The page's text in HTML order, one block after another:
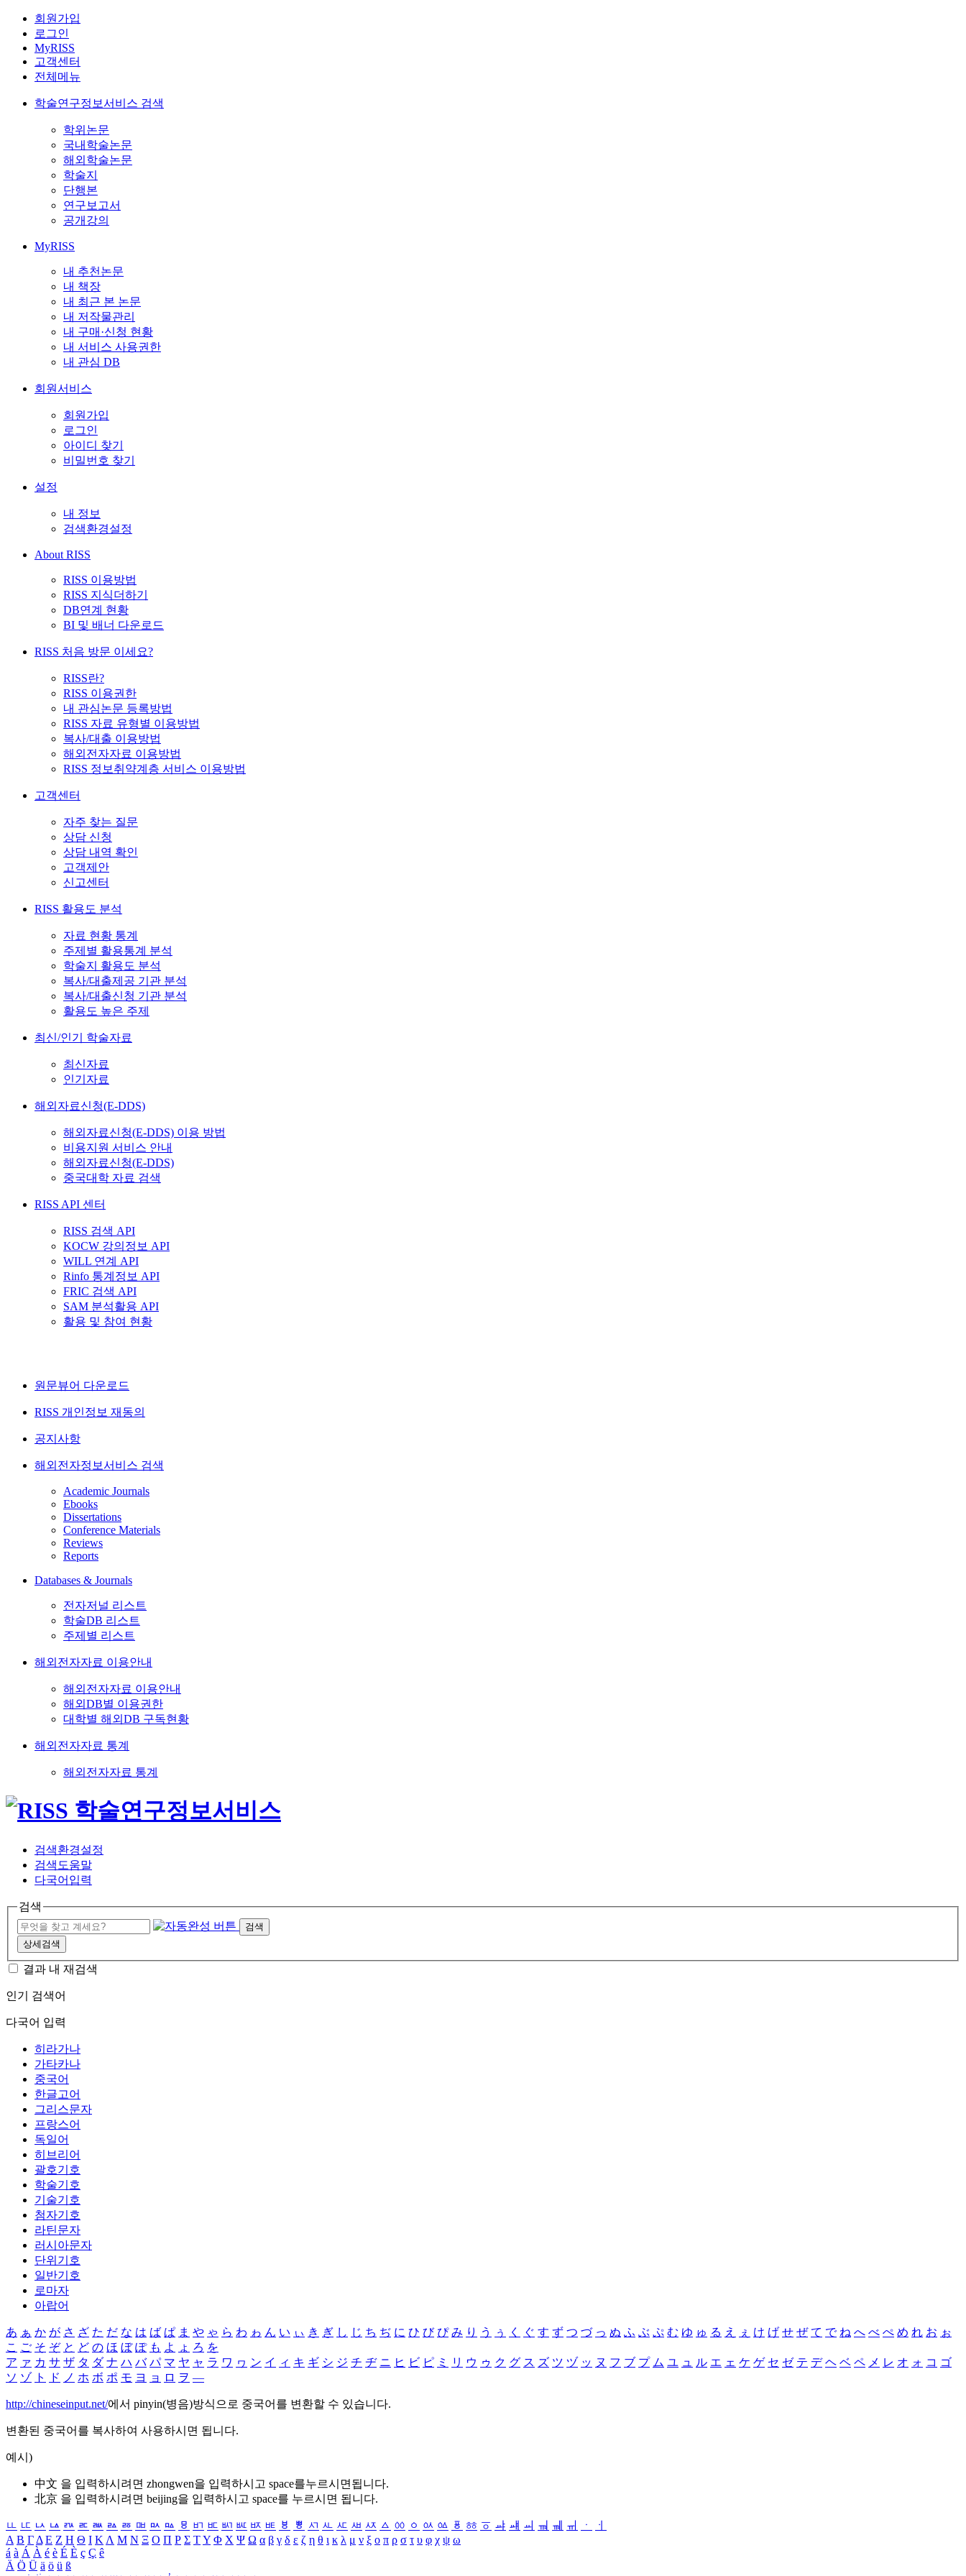
회원가입
로그인
MyRISS
고객센터
전체메뉴
학술연구정보서비스 검색
학위논문
국내학술논문
해외학술논문
학술지
단행본
연구보고서
공개강의
MyRISS
내 추천논문
내 책장
내 최근 본 논문
내 저작물관리
내 구매·신청 현황
내 서비스 사용권한
내 관심 DB
회원서비스
회원가입
로그인
아이디 찾기
비밀번호 찾기
설정
내 정보
검색환경설정
About RISS
RISS 이용방법
RISS 지식더하기
DB연계 현황
BI 및 배너 다운로드
RISS 처음 방문 이세요?
RISS란?
RISS 이용권한
내 관심논문 등록방법
RISS 자료 유형별 이용방법
복사/대출 이용방법
해외전자자료 이용방법
RISS 정보취약계층 서비스 이용방법
고객센터
자주 찾는 질문
상담 신청
상담 내역 확인
고객제안
신고센터
RISS 활용도 분석
자료 현황 통계
주제별 활용통계 분석
학술지 활용도 분석
복사/대출제공 기관 분석
복사/대출신청 기관 분석
활용도 높은 주제
최신/인기 학술자료
최신자료
인기자료
해외자료신청(E-DDS)
해외자료신청(E-DDS) 이용 방법
비용지원 서비스 안내
해외자료신청(E-DDS)
중국대학 자료 검색
RISS API 센터
RISS 검색 API
KOCW 강의정보 API
WILL 연계 API
Rinfo 통계정보 API
FRIC 검색 API
SAM 분석활용 API
활용 및 참여 현황
원문뷰어 다운로드
RISS 개인정보 재동의
공지사항
해외전자정보서비스 검색
Academic Journals
Ebooks
Dissertations
Conference Materials
Reviews
Reports
Databases & Journals
전자저널 리스트
학술DB 리스트
주제별 리스트
해외전자자료 이용안내
해외전자자료 이용안내
해외DB별 이용권한
대학별 해외DB 구독현황
해외전자자료 통계
해외전자자료 통계
검색환경설정
검색도움말
다국어입력
검색
검색
상세검색
결과 내 재검색
인기 검색어
다국어 입력
히라가나
가타카나
중국어
한글고어
그리스문자
프랑스어
독일어
히브리어
괄호기호
학술기호
기술기호
첨자기호
라틴문자
러시아문자
단위기호
일반기호
로마자
아랍어
あ ぁ か が さ ざ た だ な は ば ぱ ま や ゃ ら わ ゎ ん い ぃ き ぎ し じ ち ぢ に ひ び ぴ み り う ぅ く ぐ す ず つ づ っ ぬ ふ ぶ ぷ む ゆ ゅ る え ぇ け げ せ ぜ て で ね へ べ ぺ め れ お ぉ
こ ご そ ぞ と ど の ほ ぼ ぽ も よ ょ ろ を
ア ァ カ サ ザ タ ダ ナ ハ バ パ マ ヤ ャ ラ ワ ヮ ン イ ィ キ ギ シ ジ チ ヂ ニ ヒ ビ ピ ミ リ ウ ゥ ク グ ス ズ ツ ヅ ッ ヌ フ ブ プ ム ユ ュ ル エ ェ ケ ゲ セ ゼ テ デ ヘ ベ ペ メ レ オ ォ コ ゴ
ソ ゾ ト ド ノ ホ ボ ポ モ ヨ ョ ロ ヲ ―
http://chineseinput.net/에서 pinyin(병음)방식으로 중국어를 변환할 수 있습니다.
변환된 중국어를 복사하여 사용하시면 됩니다.
예시)
中文 을 입력하시려면 zhongwen을 입력하시고 space를누르시면됩니다.
北京 을 입력하시려면 beijing을 입력하시고 space를 누르시면 됩니다.
ㅥ ㅦ ㅧ ㅨ ㅩ ㅪ ㅫ ㅬ ㅭ ㅮ ㅯ ㅰ ㅱ ㅲ ㅳ ㅴ ㅵ ㅶ ㅷ ㅸ ㅹ ㅺ ㅻ ㅼ ㅽ ㅾ ㅿ ㆀ ㆁ ㆂ ㆃ ㆄ ㆅ ㆆ ㆇ ㆈ ㆉ ㆊ ㆋ ㆌ ㆍ
ㆎ
Α Β ΓΔ Ε Ζ Η Θ Ι ΚΛ Μ Ν Ξ Ο Π Ρ Σ ΤΥ Φ Χ Ψ Ω α β γ δ ε ζ η θ ι κ λ μ ν ξ ο π ρ σ τ υ φ χ ψ ω
á à Á À é è É È ç Ç ê
Ä Ö Ü ä ö ü ß